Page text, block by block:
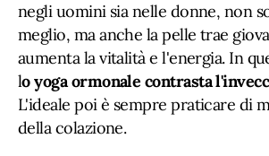
negli uomini sia nelle donne, non
meglio, ma anche la pelle trae
aumenta la vitalità e l'energia. In
lo yoga ormonale contrasta
L'ideale poi è sempre praticare di
della colazione.